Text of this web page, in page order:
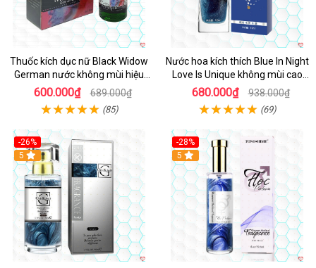
Thuốc kích dục nữ Black Widow
German nước không mùi hiệu
quả giá tốt
600.000₫ 689.000₫
(85)
Nước hoa kích thích Blue In Night
Love Is Unique không mùi cao
cấp 50ml
680.000₫ 938.000₫
(69)
-26%
5
-28%
5